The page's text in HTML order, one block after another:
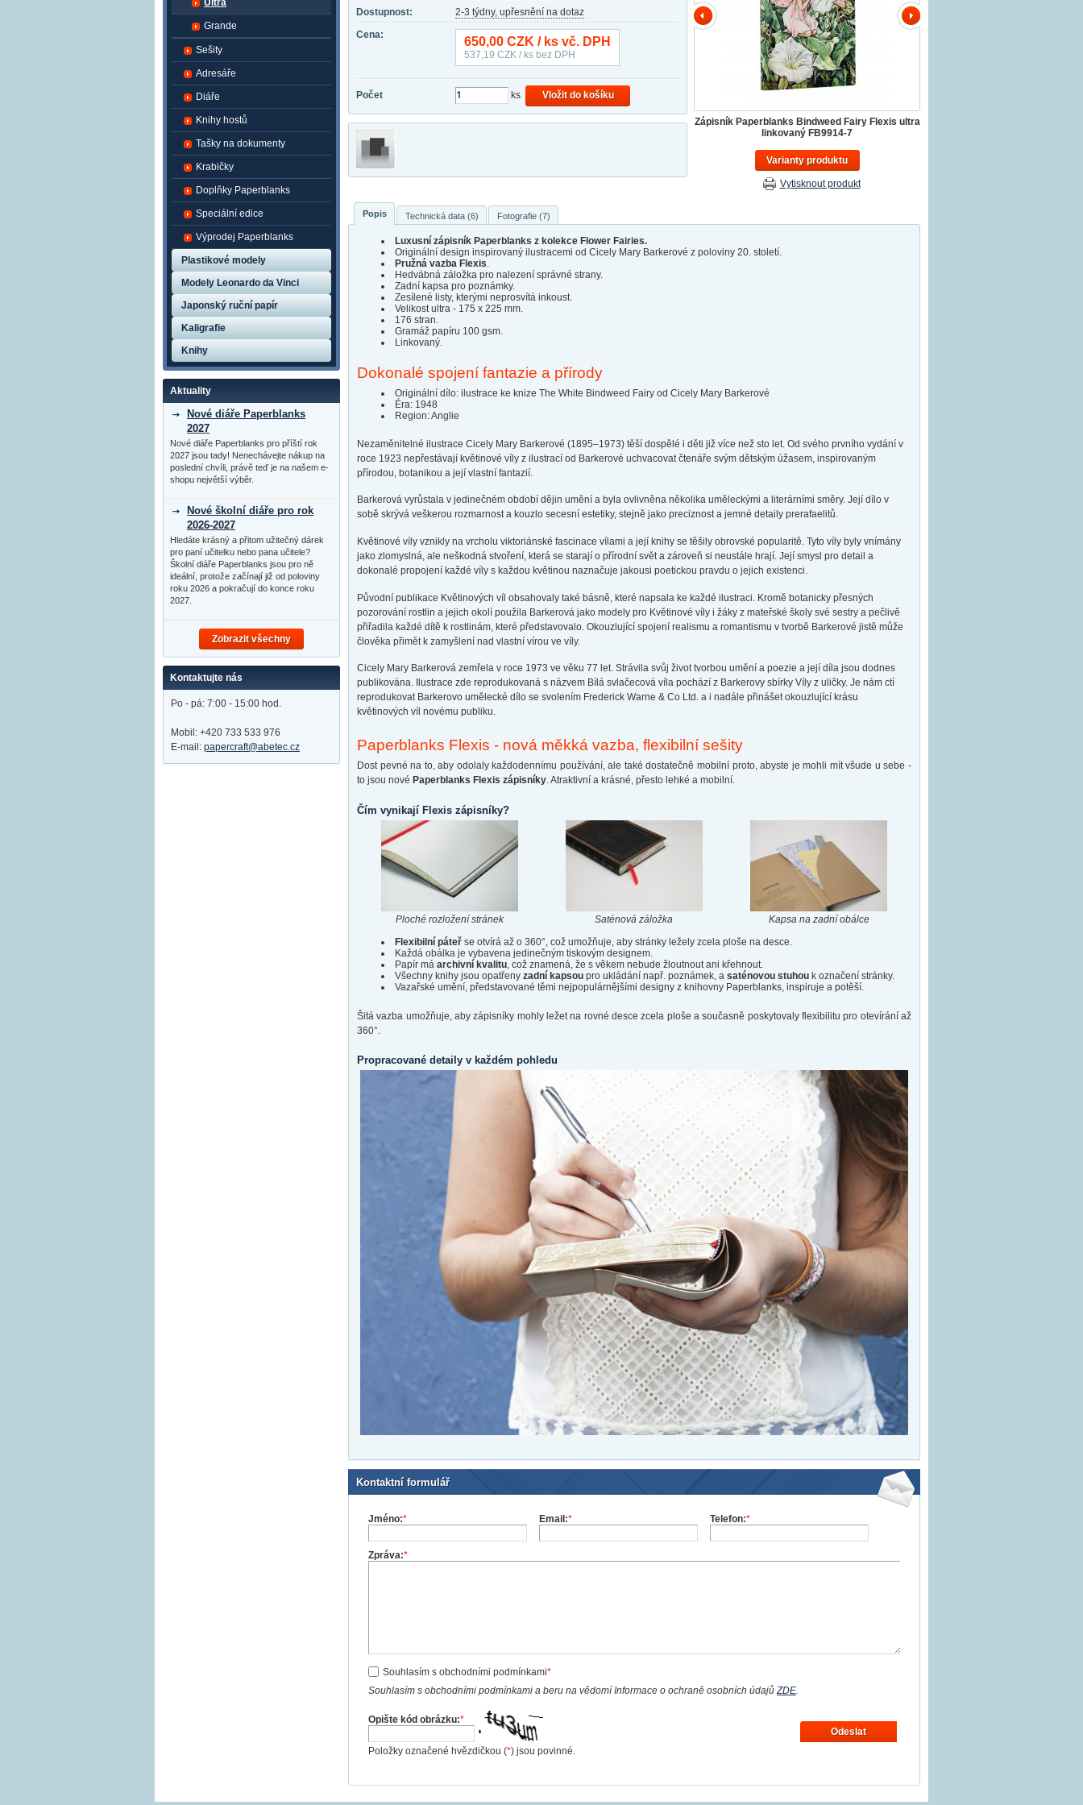
Dostupnost:
2-3 týdny, upřesnění na dotaz
Cena:
650,00 CZK / ks vč. DPH
537,19 CZK / ks bez DPH
Počet ks Vložit do košíku
Zápisník Paperblanks Bindweed Fairy Flexis ultra
linkovaný FB9914-7
Varianty produktu
Vytisknout produkt
Popis Technická data (6) Fotografie (7)
Luxusní zápisník Paperblanks z kolekce Flower Fairies.
Originální design inspirovaný ilustracemi od Cicely Mary Barkerové z poloviny 20. století.
Pružná vazba Flexis.
Hedvábná záložka pro nalezení správné strany.
Zadní kapsa pro poznámky.
Zesílené listy, kterými neprosvítá inkoust.
Velikost ultra - 175 x 225 mm.
176 stran.
Gramáž papíru 100 gsm.
Linkovaný.
Dokonalé spojení fantazie a přírody
Originální dílo: ilustrace ke knize The White Bindweed Fairy od Cicely Mary Barkerové
Éra: 1948
Region: Anglie
Nezaměnitelné ilustrace Cicely Mary Barkerové (1895–1973) těší dospělé i děti již více než sto let. Od svého prvního vydání v
roce 1923 nepřestávají květinové víly z ilustrací od Barkerové uchvacovat čtenáře svým dětským úžasem, inspirovaným
přírodou, botanikou a její vlastní fantazií.
Barkerová vyrůstala v jedinečném období dějin umění a byla ovlivněna několika uměleckými a literárními směry. Její dílo v
sobě skrývá veškerou rozmarnost a kouzlo secesní estetiky, stejně jako preciznost a jemné detaily prerafaelitů.
Květinové víly vznikly na vrcholu viktoriánské fascinace vílami a její knihy se těšily obrovské popularitě. Tyto víly byly vnímány
jako zlomyslná, ale neškodná stvoření, která se starají o přírodní svět a zároveň si neustále hrají. Její smysl pro detail a
dokonalé propojení každé víly s každou květinou naznačuje jakousi poetickou pravdu o jejich existenci.
Původní publikace Květinových víl obsahovaly také básně, které napsala ke každé ilustraci. Kromě botanicky přesných
pozorování rostlin a jejich okolí použila Barkerová jako modely pro Květinové víly i žáky z mateřské školy své sestry a pečlivě
přiřadila každé dítě k rostlinám, které představovalo. Okouzlující spojení realismu a romantismu v tvorbě Barkerové jistě může
člověka přimět k zamyšlení nad vlastní vírou ve víly.
Cicely Mary Barkerová zemřela v roce 1973 ve věku 77 let. Strávila svůj život tvorbou umění a poezie a její díla jsou dodnes
publikována. Ilustrace zde reprodukovaná s názvem Bílá svlačecová víla pochází z Barkerovy sbírky Víly z uličky. Je nám ctí
reprodukovat Barkerovo umělecké dílo se svolením Frederick Warne & Co Ltd. a i nadále přinášet okouzlující krásu
květinových víl novému publiku.
Paperblanks Flexis - nová měkká vazba, flexibilní sešity
Dost pevné na to, aby odolaly každodennímu používání, ale také dostatečně mobilní proto, abyste je mohli mít všude u sebe -
to jsou nové Paperblanks Flexis zápisníky. Atraktivní a krásné, přesto lehké a mobilní.
Čím vynikají Flexis zápisníky?
Ploché rozložení stránek Saténová záložka Kapsa na zadní obálce
Flexibilní páteřse otvírá až o 360°, což umožňuje, aby stránky ležely zcela ploše na desce.
Každá obálka je vybavena jedinečným tiskovým designem.
Papír má archivní kvalitu, což znamená, že s věkem nebude žloutnout ani křehnout.
Všechny knihy jsou opatřenyzadní kapsoupro ukládání např. poznámek, a saténovou stuhouk označení stránky.
Vazařské umění, představované těmi nejpopulárnějšími designy z knihovny Paperblanks, inspiruje a potěší.
Šitá vazba umožňuje, aby zápisníky mohly ležet na rovné desce zcela ploše a současně poskytovaly flexibilitu pro otevírání až
360°.
Propracované detaily v každém pohledu
Kontaktní formulář
Jméno:* Email:* Telefon:*
Zpráva:*
Souhlasím s obchodními podmínkami*
Souhlasím s obchodními podmínkami a beru na vědomí Informace o ochraně osobních údajůZDE.
Opište kód obrázku:*
Položky označené hvězdičkou (*) jsou povinné.
Odeslat
Ultra
Grande
Sešity
Adresáře
Diáře
Knihy hostů
Tašky na dokumenty
Krabičky
Doplňky Paperblanks
Speciální edice
Výprodej Paperblanks
Plastikové modely
Modely Leonardo da Vinci
Japonský ruční papír
Kaligrafie
Knihy
Aktuality
Nové diáře Paperblanks
2027
Nové diáře Paperblanks pro příští rok
2027 jsou tady! Nenechávejte nákup na
poslední chvíli, právě teď je na našem e-
shopu největší výběr.
Nové školní diáře pro rok
2026-2027
Hledáte krásný a přitom užitečný dárek
pro paní učitelku nebo pana učitele?
Školní diáře Paperblanks jsou pro ně
ideální, protože začínají již od poloviny
roku 2026 a pokračují do konce roku
2027.
Zobrazit všechny
Kontaktujte nás
Po - pá: 7:00 - 15:00 hod.
Mobil: +420 733 533 976
E-mail: papercraft@abetec.cz